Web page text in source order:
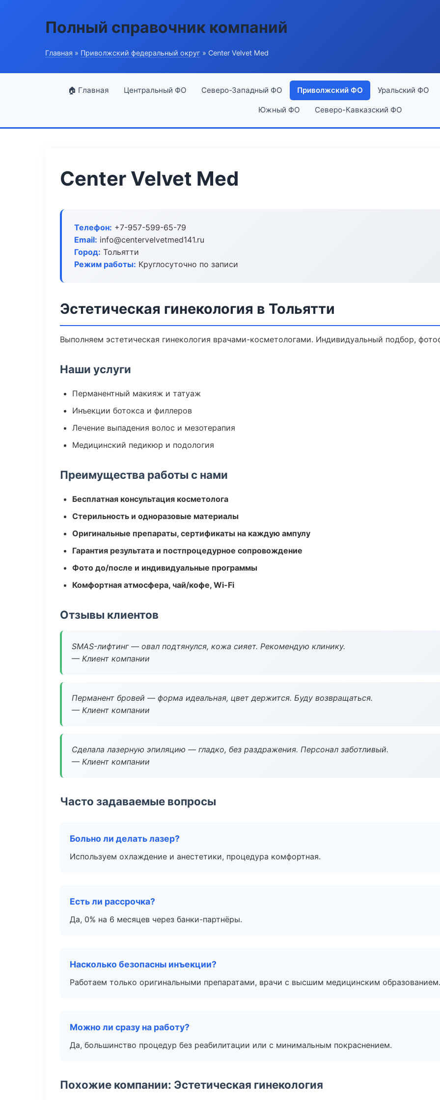
Полный справочник компаний
Главная » Приволжский федеральный округ » Center Velvet Med
🏠 Главная Центральный ФО Северо-Западный ФО Приволжский ФО Уральский ФО
Южный ФО Северо-Кавказский ФО
Center Velvet Med
Телефон: +7-957-599-65-79
Email: info@centervelvetmed141.ru
Город: Тольятти
Режим работы: Круглосуточно по записи
Эстетическая гинекология в Тольятти
Выполняем эстетическая гинекология врачами-косметологами. Индивидуальный подбор,
Наши услуги
Перманентный макияж и татуаж
Инъекции ботокса и филлеров
Лечение выпадения волос и мезотерапия
Медицинский педикюр и подология
Преимущества работы с нами
Бесплатная консультация косметолога
Стерильность и одноразовые материалы
Оригинальные препараты, сертификаты на каждую ампулу
Гарантия результата и постпроцедурное сопровождение
Фото до/после и индивидуальные программы
Комфортная атмосфера, чай/кофе, Wi-Fi
Отзывы клиентов
SMAS-лифтинг — овал подтянулся, кожа сияет. Рекомендую клинику.
— Клиент компании
Перманент бровей — форма идеальная, цвет держится. Буду возвращаться.
— Клиент компании
Сделала лазерную эпиляцию — гладко, без раздражения. Персонал заботливый.
— Клиент компании
Часто задаваемые вопросы
Больно ли делать лазер?
Используем охлаждение и анестетики, процедура комфортная.
Есть ли рассрочка?
Да, 0% на 6 месяцев через банки-партнёры.
Насколько безопасны инъекции?
Работаем только оригинальными препаратами, врачи с высшим медицинским образованием.
Можно ли сразу на работу?
Да, большинство процедур без реабилитации или с минимальным покраснением.
Похожие компании: Эстетическая гинекология